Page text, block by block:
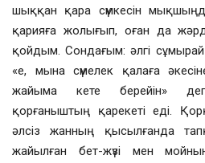
шыққан қара сүмкесін
қарияға жолығып, оған да
қойдым. Сондағым: әлгі
«е, мына сүмелек қалаға
жайыма кете берейін»
қорғаныштың қарекеті еді.
әлсіз жанның қысылғанда
жайылған бет-жүзі мен